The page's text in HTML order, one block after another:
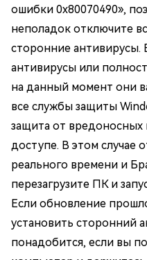
ошибки 0x80070490»,
неполадок отключите
сторонние
антивирусы или
на данный момент они
все службы защиты
защита от вредоносных
доступе. В этом случае
реального времени и
перезагрузите ПК и
Если обновление
установить сторонний
понадобится, если вы